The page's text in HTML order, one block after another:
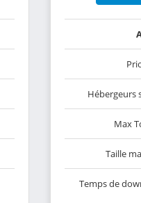
Hébergeurs
Max
Taille
Temps de